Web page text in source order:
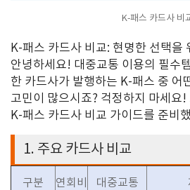
K-패스 카드사 비
K-패스 카드사 비교: 현명한 선택을
안녕하세요! 대중교통 이용의 필수템
한 카드사가 발행하는 K-패스 중 어
고민이 많으시죠? 걱정하지 마세요!
K-패스 카드사 비교 가이드를 준비
1. 주요 카드사 비교
구분 연회비 대중교통